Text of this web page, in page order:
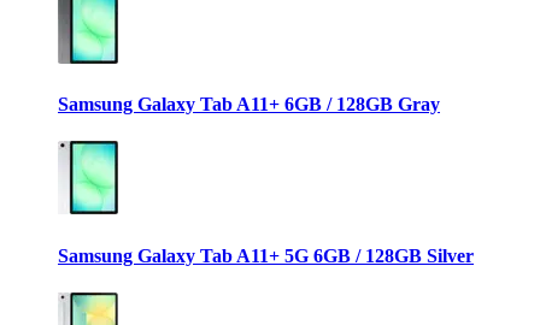
Samsung Galaxy Tab A11+ 6GB / 128GB Gray
Samsung Galaxy Tab A11+ 5G 6GB / 128GB Silver